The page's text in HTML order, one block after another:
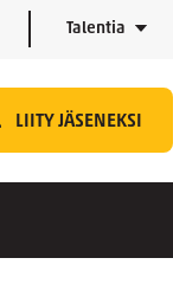
Talentia
LIITY JÄSENEKSI